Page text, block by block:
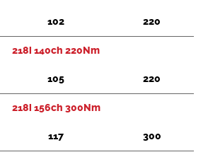
102 220
218i 140ch 220Nm
105 220
218i 156ch 300Nm
117 300